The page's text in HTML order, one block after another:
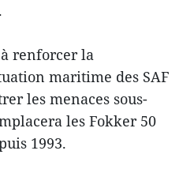
renforcer la
maritime des SAF
les menaces sous-
les Fokker 50
1993.